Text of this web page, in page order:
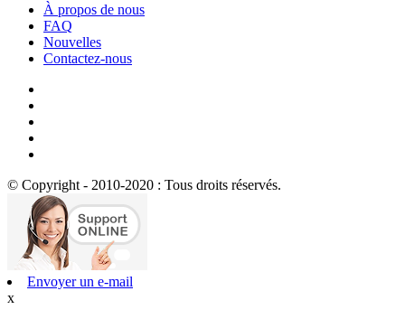
À propos de nous
FAQ
Nouvelles
Contactez-nous
© Copyright - 2010-2020 : Tous droits réservés.
Envoyer un e-mail
x